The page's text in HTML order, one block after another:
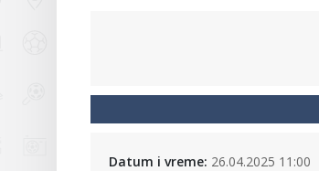
Datum i vreme: 26.04.2025 11:00